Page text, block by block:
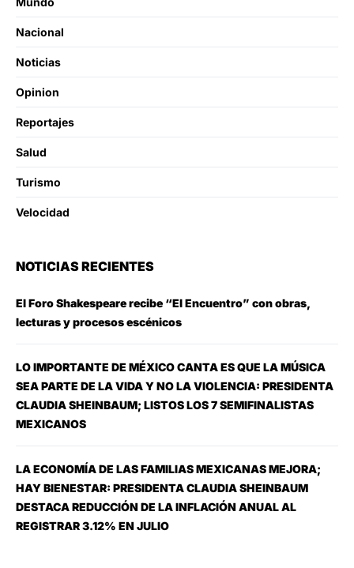
Nacional
Noticias
Opinion
Reportajes
Salud
Turismo
Velocidad
NOTICIAS RECIENTES
El Foro Shakespeare recibe “El Encuentro” con obras,
lecturas y procesos escénicos
LO IMPORTANTE DE MÉXICO CANTA ES QUE LA MÚSICA
SEA PARTE DE LA VIDA Y NO LA VIOLENCIA: PRESIDENTA
CLAUDIA SHEINBAUM; LISTOS LOS 7 SEMIFINALISTAS
MEXICANOS
LA ECONOMÍA DE LAS FAMILIAS MEXICANAS MEJORA;
HAY BIENESTAR: PRESIDENTA CLAUDIA SHEINBAUM
DESTACA REDUCCIÓN DE LA INFLACIÓN ANUAL AL
REGISTRAR 3.12% EN JULIO